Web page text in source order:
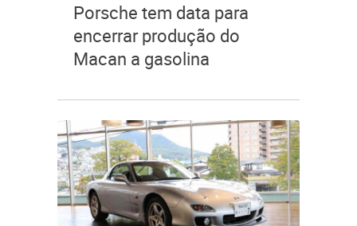
Porsche tem data para
encerrar produção do
Macan a gasolina